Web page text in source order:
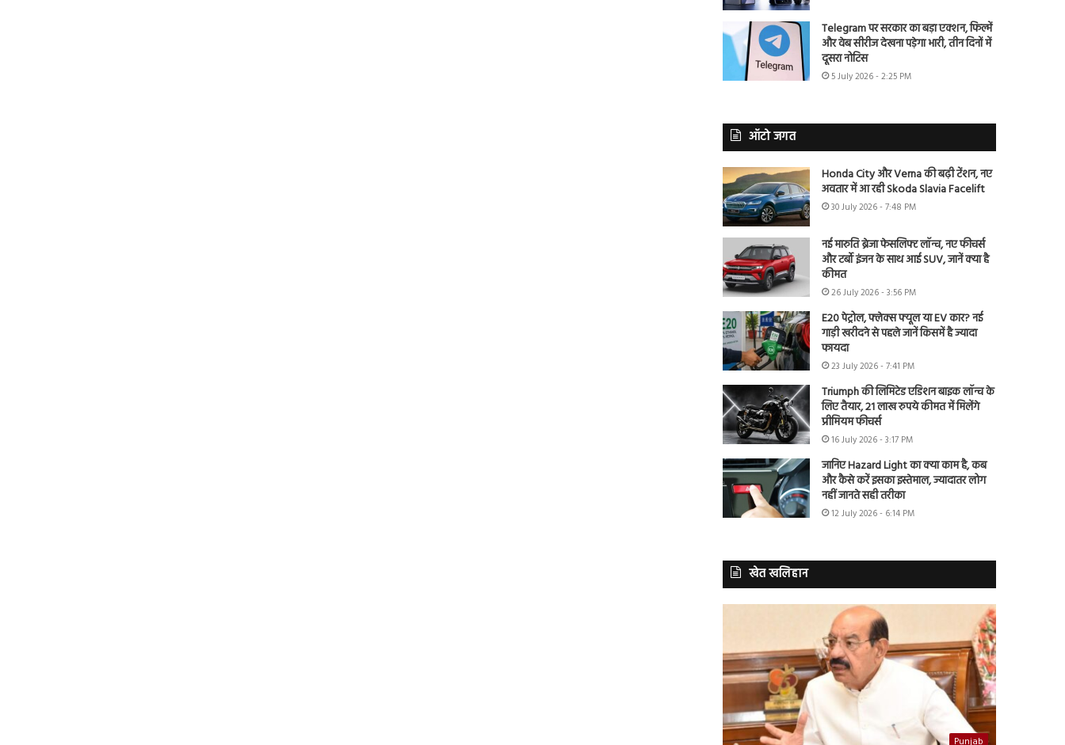
Telegram पर सरकार का बड़ा एक्शन, फिल्में
और वेब सीरीज देखना पड़ेगा भारी, तीन दिनों में
दूसरा नोटिस
5 July 2026 - 2:25 PM
ऑटो जगत
Honda City और Verna की बढ़ी टेंशन, नए
अवतार में आ रही Skoda Slavia Facelift
30 July 2026 - 7:48 PM
नई मारुति ब्रेजा फेसलिफ्ट लॉन्च, नए फीचर्स
और टर्बो इंजन के साथ आई SUV, जानें क्या है
कीमत
26 July 2026 - 3:56 PM
E20 पेट्रोल, फ्लेक्स फ्यूल या EV कार? नई
गाड़ी खरीदने से पहले जानें किसमें है ज्यादा
फायदा
23 July 2026 - 7:41 PM
Triumph की लिमिटेड एडिशन बाइक लॉन्च के
लिए तैयार, 21 लाख रुपये कीमत में मिलेंगे
प्रीमियम फीचर्स
16 July 2026 - 3:17 PM
जानिए Hazard Light का क्या काम है, कब
और कैसे करें इसका इस्तेमाल, ज्यादातर लोग
नहीं जानते सही तरीका
12 July 2026 - 6:14 PM
खेत खलिहान
Punjab